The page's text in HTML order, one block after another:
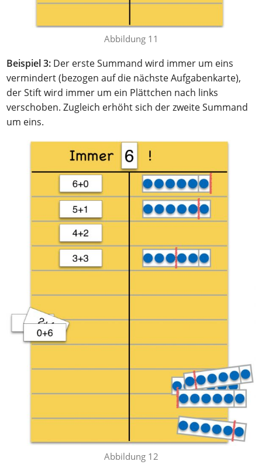
Abbildung 11
Beispiel 3: Der erste Summand wird immer um eins
vermindert (bezogen auf die nächste Aufgabenkarte),
der Stift wird immer um ein Plättchen nach links
verschoben. Zugleich erhöht sich der zweite Summand
um eins.
Abbildung 12